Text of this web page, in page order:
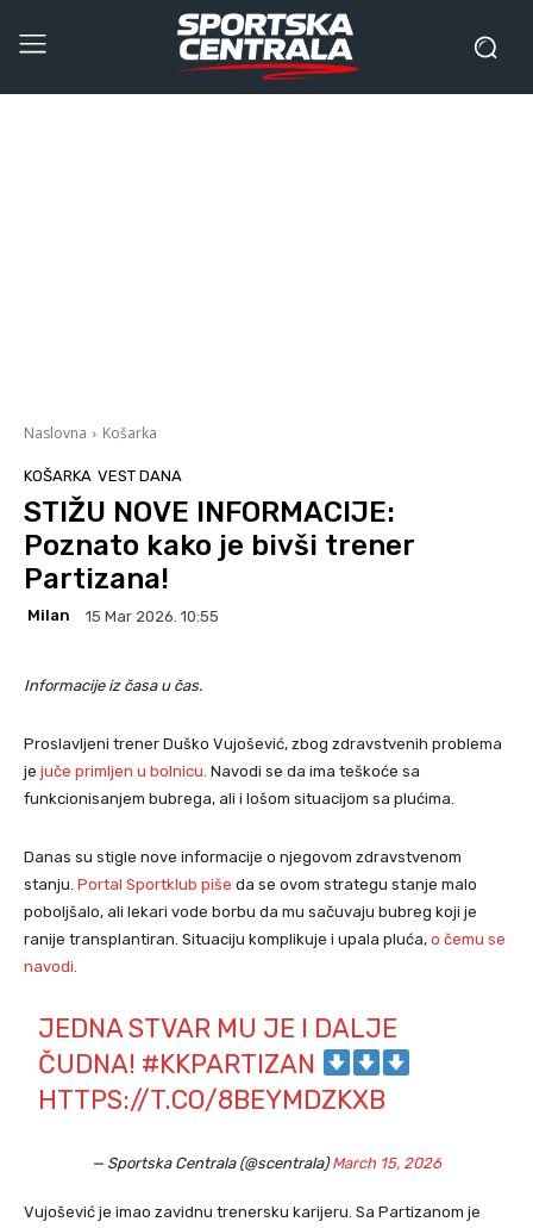
Naslovna Košarka
KOŠARKA VEST DANA
STIŽU NOVE INFORMACIJE:
Poznato kako je bivši trener
Partizana!
Milan 15 Mar 2026. 10:55
Informacije iz časa u čas.
Proslavljeni trener Duško Vujošević, zbog zdravstvenih problema
je juče primljen u bolnicu. Navodi se da ima teškoće sa
funkcionisanjem bubrega, ali i lošom situacijom sa plućima.
Danas su stigle nove informacije o njegovom zdravstvenom
stanju. Portal Sportklub piše da se ovom strategu stanje malo
poboljšalo, ali lekari vode borbu da mu sačuvaju bubreg koji je
ranije transplantiran. Situaciju komplikuje i upala pluća, o čemu se
navodi.
JEDNA STVAR MU JE I DALJE
ČUDNA! #KKPARTIZAN
HTTPS://T.CO/8BEYMDZKXB
— Sportska Centrala (@scentrala)March 15, 2026
Vujošević je imao zavidnu trenersku karijeru. Sa Partizanom je